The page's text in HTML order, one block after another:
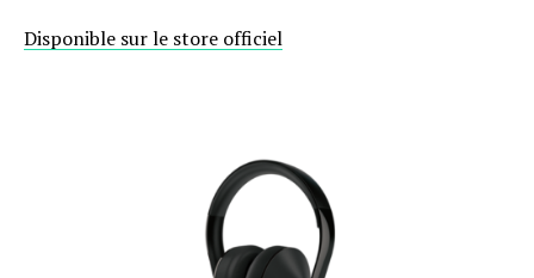
Disponible sur le store officiel